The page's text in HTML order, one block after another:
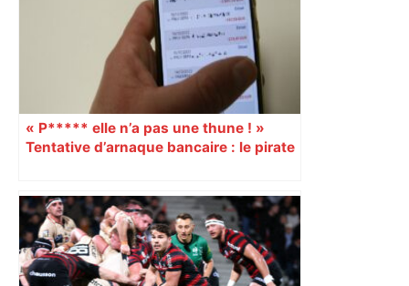
« P***** elle n’a pas une thune ! »
Tentative d’arnaque bancaire : le pirate